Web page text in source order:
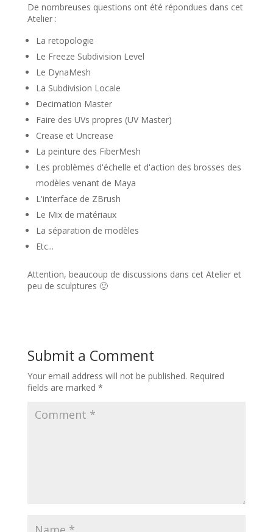
De nombreuses questions ont été répondues dans cet
Atelier :
La retopologie
Le Freeze Subdivision Level
Le DynaMesh
La Subdivision Locale
Decimation Master
Faire des UVs propres (UV Master)
Crease et Uncrease
La peinture des FiberMesh
Les problèmes d'échelle et d'action des brosses des
modèles venant de Maya
L'interface de ZBrush
Le Mix de matériaux
La séparation de modèles
Etc...
Attention, beaucoup de discussions dans cet Atelier et
peu de sculptures 🙂
Submit a Comment
Your email address will not be published. Required
fields are marked *